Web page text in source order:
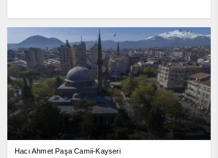
Hacı Ahmet Paşa Camii-Kayseri